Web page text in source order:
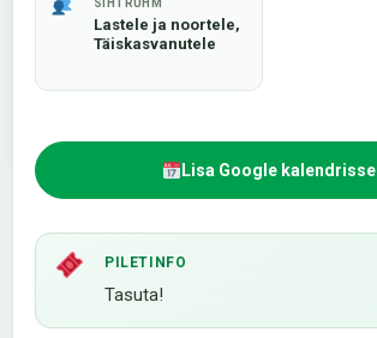
SIHTRÜHM
Lastele ja noortele,
Täiskasvanutele
Lisa Google kalendrisse
PILETINFO
Tasuta!